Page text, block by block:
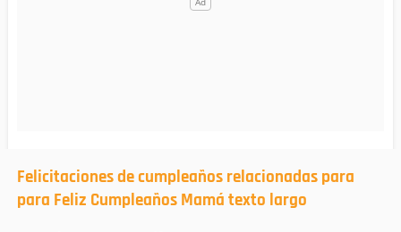
Felicitaciones de cumpleaños relacionadas para
para Feliz Cumpleaños Mamá texto largo